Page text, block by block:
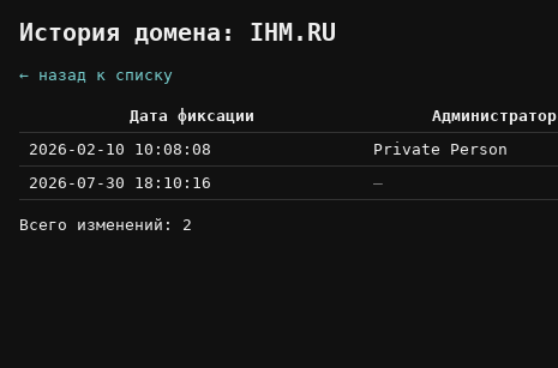
История домена: IHM.RU
← назад к списку
Дата фиксации Администратор
2026-02-10 10:08:08
Private Person
2026-07-30 18:10:16
—
Всего изменений: 2